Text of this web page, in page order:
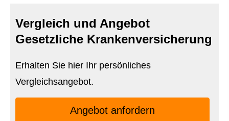
Vergleich und Angebot
Gesetzliche Kranken­ver­si­che­rung
Erhalten Sie hier Ihr persönliches
Vergleichsangebot.
An­ge­bot an­for­dern